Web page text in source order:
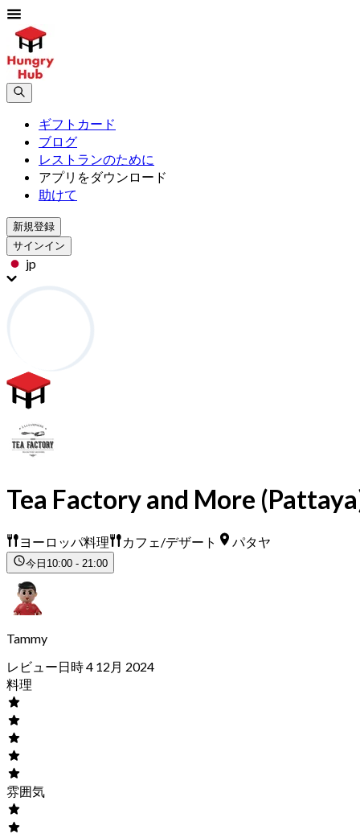
ギフトカード
ブログ
レストランのために
アプリをダウンロード
助けて
新規登録
サインイン
jp
Tea Factory and More
ヨーロッパ料理 カフェ/デザート パタヤ
今日 10:00 - 21:00
Tammy
レビュー日時 4 12月 2024
料理
雰囲気